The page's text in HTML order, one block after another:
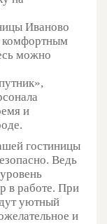
Иваново
комфортным
можно
и
гостиницы
Ведь
в работе. При
уютный
и